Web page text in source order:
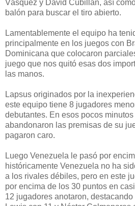
Vásquez y David Cubillán, así
balón para buscar el tiro abierto.
Lamentablemente el equipo ha
principalmente en los juegos con
Dominicana que colocaron
juego que nos quitó esas dos
las manos.
Lapsus originados por la
este equipo tiene 8 jugadores
debutantes. En esos pocos
abandonaron las premisas de su
pagaron caro.
Luego Venezuela le pasó por
históricamente Venezuela no ha
a los rivales débiles, pero en este
por encima de los 30 puntos en
12 jugadores anotaron,